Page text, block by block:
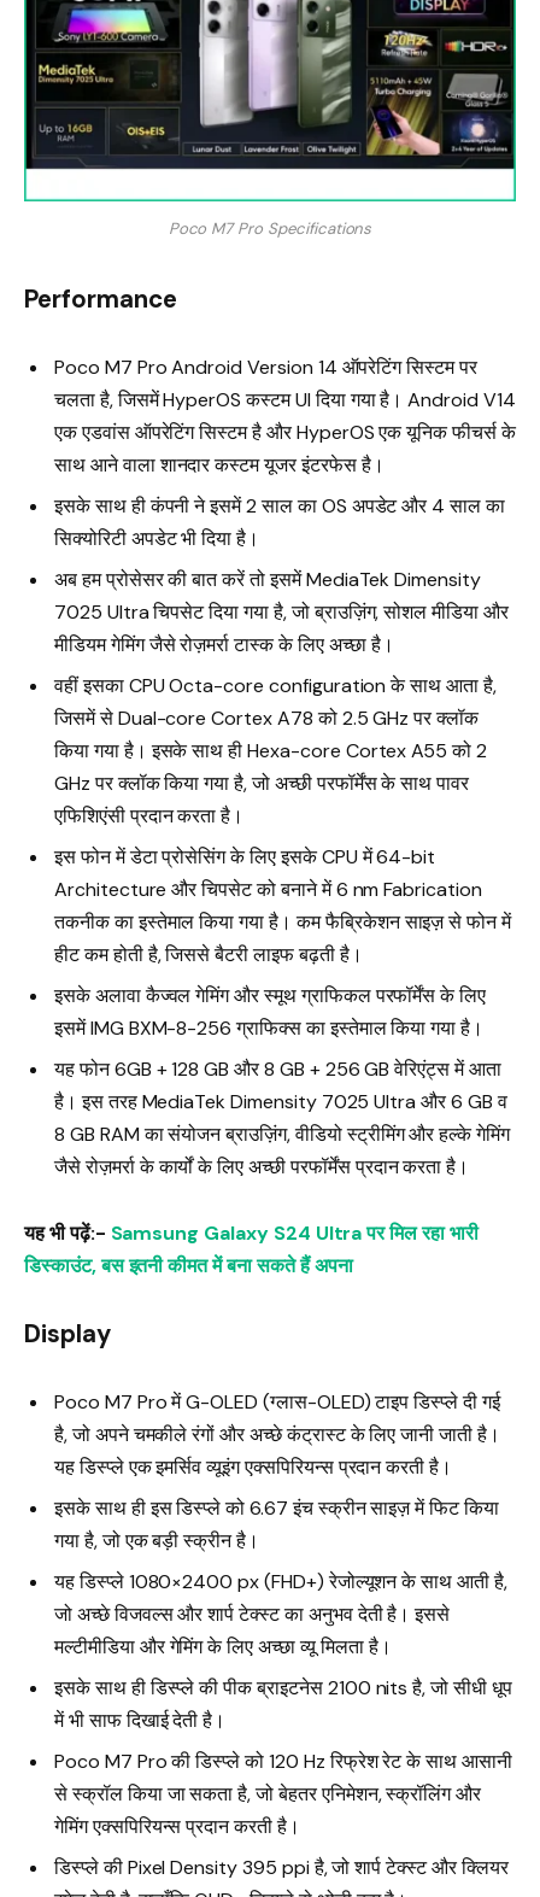
Poco M7 Pro Specifications
Performance
Poco M7 Pro Android Version 14 ऑपरेटिंग सिस्टम पर
चलता है, जिसमें HyperOS कस्टम UI दिया गया है। Android V14
एक एडवांस ऑपरेटिंग सिस्टम है और HyperOS एक यूनिक फीचर्स के
साथ आने वाला शानदार कस्टम यूजर इंटरफेस है।
इसके साथ ही कंपनी ने इसमें 2 साल का OS अपडेट और 4 साल का
सिक्योरिटी अपडेट भी दिया है।
अब हम प्रोसेसर की बात करें तो इसमें MediaTek Dimensity
7025 Ultra चिपसेट दिया गया है, जो ब्राउज़िंग, सोशल मीडिया और
मीडियम गेमिंग जैसे रोज़मर्रा टास्क के लिए अच्छा है।
वहीं इसका CPU Octa-core configuration के साथ आता है,
जिसमें से Dual-core Cortex A78 को 2.5 GHz पर क्लॉक
किया गया है। इसके साथ ही Hexa-core Cortex A55 को 2
GHz पर क्लॉक किया गया है, जो अच्छी परफॉर्मेंस के साथ पावर
एफिशिएंसी प्रदान करता है।
इस फोन में डेटा प्रोसेसिंग के लिए इसके CPU में 64-bit
Architecture और चिपसेट को बनाने में 6 nm Fabrication
तकनीक का इस्तेमाल किया गया है। कम फैब्रिकेशन साइज़ से फोन में
हीट कम होती है, जिससे बैटरी लाइफ बढ़ती है।
इसके अलावा कैज्वल गेमिंग और स्मूथ ग्राफिकल परफॉर्मेंस के लिए
इसमें IMG BXM-8-256 ग्राफिक्स का इस्तेमाल किया गया है।
यह फोन 6GB + 128 GB और 8 GB + 256 GB वेरिएंट्स में आता
है। इस तरह MediaTek Dimensity 7025 Ultra और 6 GB व
8 GB RAM का संयोजन ब्राउज़िंग, वीडियो स्ट्रीमिंग और हल्के गेमिंग
जैसे रोज़मर्रा के कार्यों के लिए अच्छी परफॉर्मेंस प्रदान करता है।
यह भी पढ़ें:- Samsung Galaxy S24 Ultra पर मिल रहा भारी
डिस्काउंट, बस इतनी कीमत में बना सकते हैं अपना
Display
Poco M7 Pro में G-OLED (ग्लास-OLED) टाइप डिस्प्ले दी गई
है, जो अपने चमकीले रंगों और अच्छे कंट्रास्ट के लिए जानी जाती है।
यह डिस्प्ले एक इमर्सिव व्यूइंग एक्सपिरियन्स प्रदान करती है।
इसके साथ ही इस डिस्प्ले को 6.67 इंच स्क्रीन साइज़ में फिट किया
गया है, जो एक बड़ी स्क्रीन है।
यह डिस्प्ले 1080×2400 px (FHD+) रेजोल्यूशन के साथ आती है,
जो अच्छे विजवल्स और शार्प टेक्स्ट का अनुभव देती है। इससे
मल्टीमीडिया और गेमिंग के लिए अच्छा व्यू मिलता है।
इसके साथ ही डिस्प्ले की पीक ब्राइटनेस 2100 nits है, जो सीधी धूप
में भी साफ दिखाई देती है।
Poco M7 Pro की डिस्प्ले को 120 Hz रिफ्रेश रेट के साथ आसानी
से स्क्रॉल किया जा सकता है, जो बेहतर एनिमेशन, स्क्रॉलिंग और
गेमिंग एक्सपिरियन्स प्रदान करती है।
डिस्प्ले की Pixel Density 395 ppi है, जो शार्प टेक्स्ट और क्लियर